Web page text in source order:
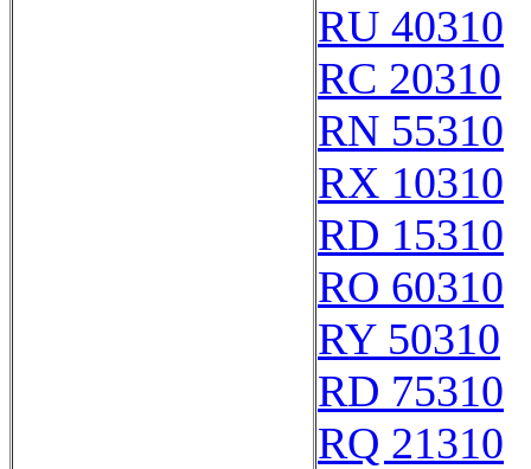
RU 40310
RC 20310
RN 55310
RX 10310
RD 15310
RO 60310
RY 50310
RD 75310
RQ 21310